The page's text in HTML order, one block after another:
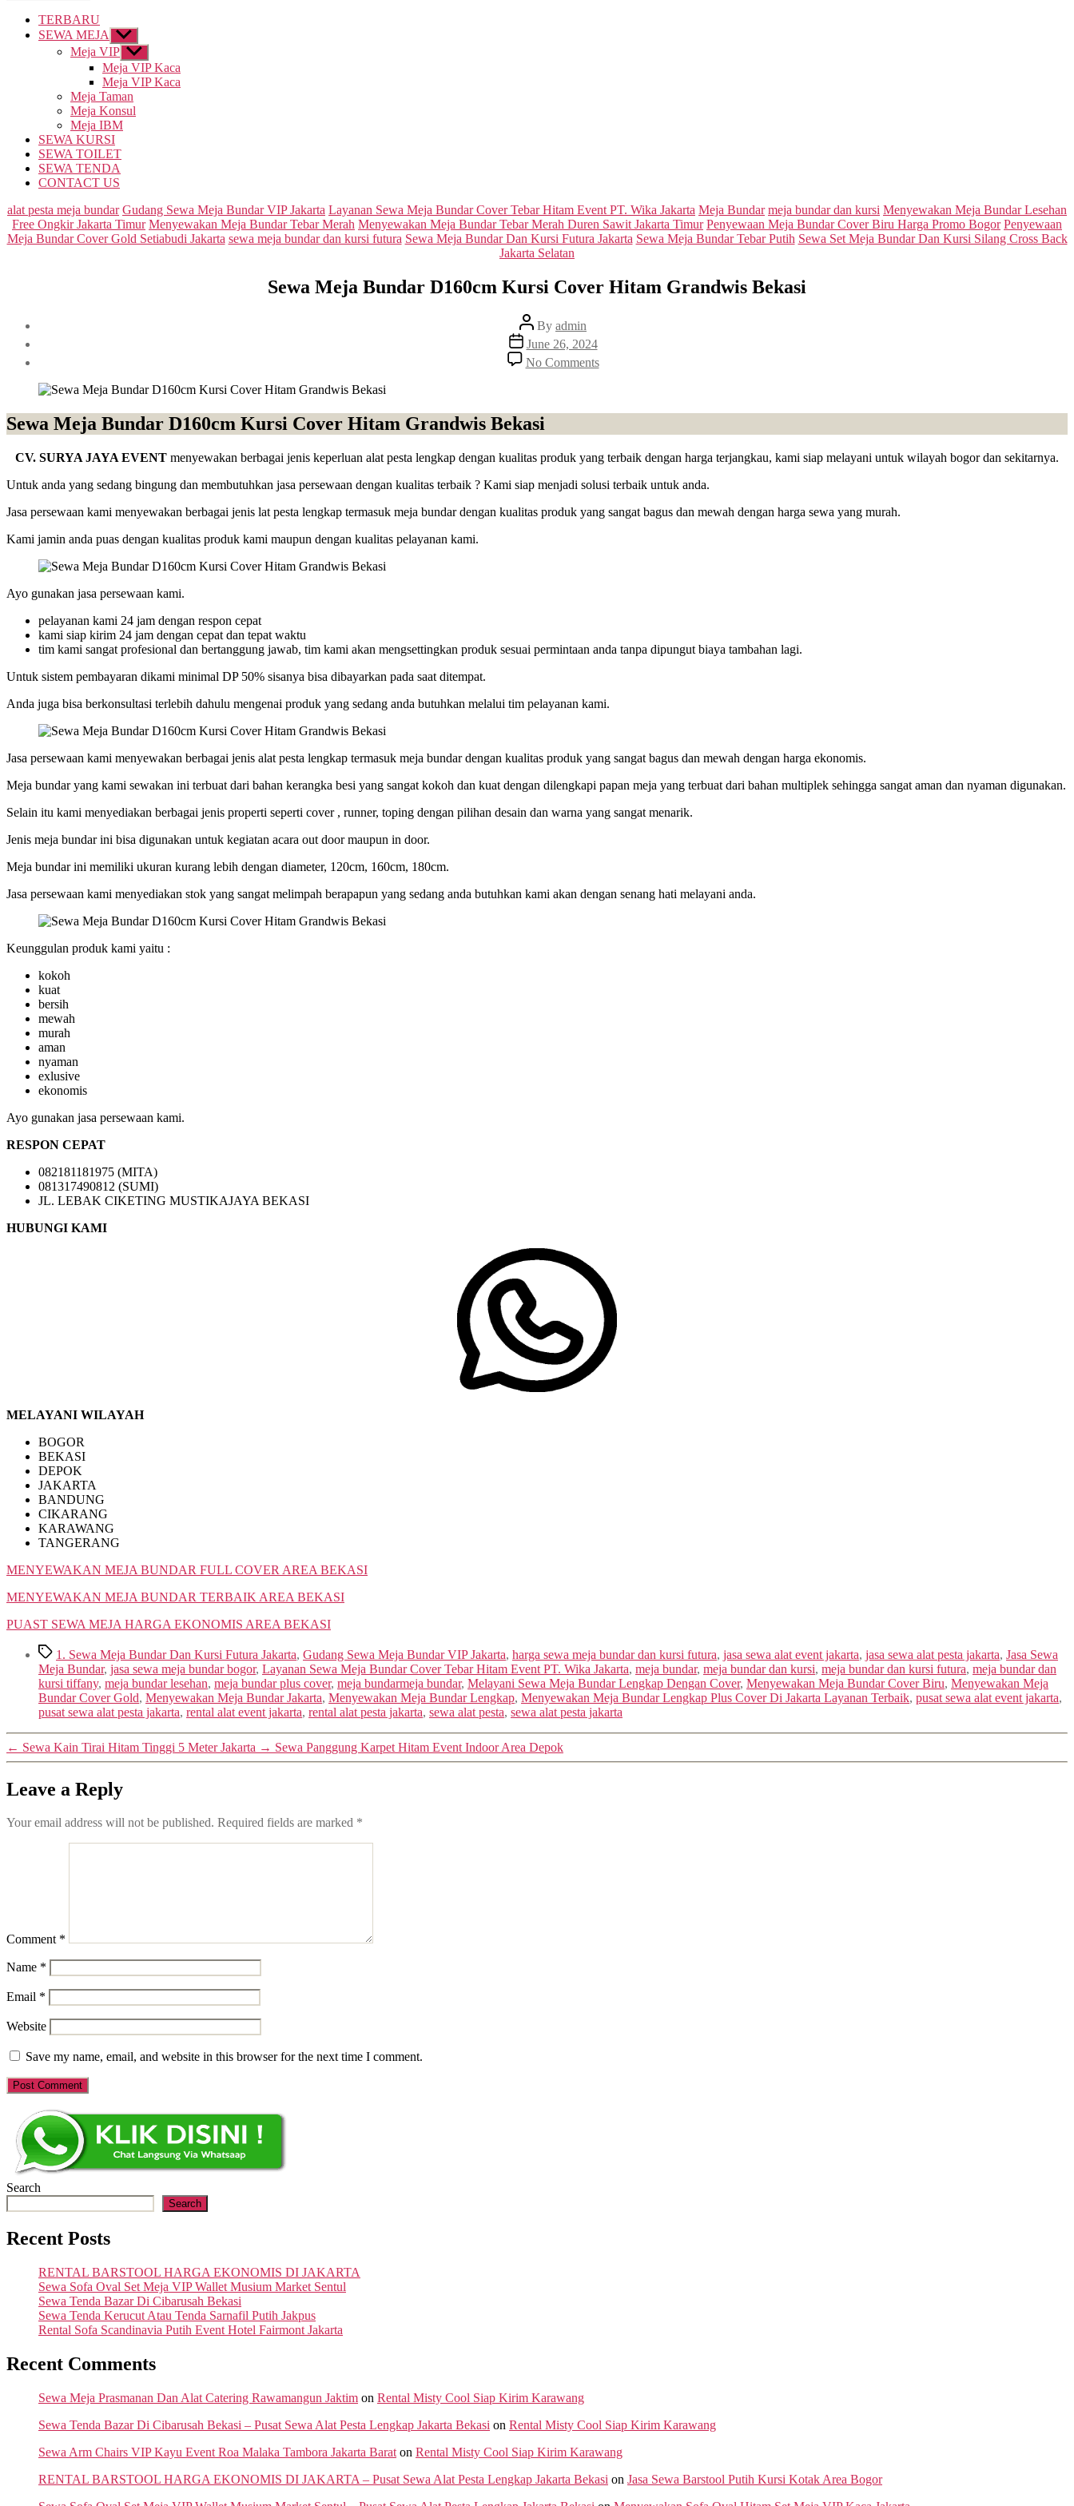
TERBARU
SEWA MEJA
Show
sub
menu
Meja VIP Show
sub
menu
Meja VIP Kaca
Meja VIP Kaca
Meja Taman
Meja Konsul
Meja IBM
SEWA KURSI
SEWA TOILET
SEWA TENDA
CONTACT US
Categories
alat pesta meja bundar Gudang Sewa Meja Bundar VIP Jakarta Layanan Sewa Meja Bundar Cover Tebar Hitam Event PT. Wika Jakarta Meja Bundar meja bundar dan kursi Menyewakan Meja Bundar Lesehan
Free Ongkir Jakarta Timur Menyewakan Meja Bundar Tebar Merah Menyewakan Meja Bundar Tebar Merah Duren Sawit Jakarta Timur Penyewaan Meja Bundar Cover Biru Harga Promo Bogor Penyewaan
Meja Bundar Cover Gold Setiabudi Jakarta sewa meja bundar dan kursi futura Sewa Meja Bundar Dan Kursi Futura Jakarta Sewa Meja Bundar Tebar Putih Sewa Set Meja Bundar Dan Kursi Silang Cross Back
Jakarta Selatan
Sewa Meja Bundar D160cm Kursi Cover Hitam Grandwis Bekasi
Post
author
By admin
Post
date
June 26, 2024
No Commentson
Sewa
D160cm
Hitam
Bekasi
Sewa Meja Bundar D160cm Kursi Cover Hitam Grandwis Bekasi
CV. SURYA JAYA EVENT menyewakan berbagai jenis keperluan alat pesta lengkap dengan kualitas produk yang terbaik dengan harga terjangkau, kami siap melayani untuk wilayah bogor dan sekitarnya.
Untuk anda yang sedang bingung dan membutuhkan jasa persewaan dengan kualitas terbaik ? Kami siap menjadi solusi terbaik untuk anda.
Jasa persewaan kami menyewakan berbagai jenis lat pesta lengkap termasuk meja bundar dengan kualitas produk yang sangat bagus dan mewah dengan harga sewa yang murah.
Kami jamin anda puas dengan kualitas produk kami maupun dengan kualitas pelayanan kami.
Ayo gunakan jasa persewaan kami.
pelayanan kami 24 jam dengan respon cepat
kami siap kirim 24 jam dengan cepat dan tepat waktu
tim kami sangat profesional dan bertanggung jawab, tim kami akan mengsettingkan produk sesuai permintaan anda tanpa dipungut biaya tambahan lagi.
Untuk sistem pembayaran dikami minimal DP 50% sisanya bisa dibayarkan pada saat ditempat.
Anda juga bisa berkonsultasi terlebih dahulu mengenai produk yang sedang anda butuhkan melalui tim pelayanan kami.
Jasa persewaan kami menyewakan berbagai jenis alat pesta lengkap termasuk meja bundar dengan kualitas produk yang sangat bagus dan mewah dengan harga ekonomis.
Meja bundar yang kami sewakan ini terbuat dari bahan kerangka besi yang sangat kokoh dan kuat dengan dilengkapi papan meja yang terbuat dari bahan multiplek sehingga sangat aman dan nyaman digunakan.
Selain itu kami menyediakan berbagai jenis properti seperti cover , runner, toping dengan pilihan desain dan warna yang sangat menarik.
Jenis meja bundar ini bisa digunakan untuk kegiatan acara out door maupun in door.
Meja bundar ini memiliki ukuran kurang lebih dengan diameter, 120cm, 160cm, 180cm.
Jasa persewaan kami menyediakan stok yang sangat melimpah berapapun yang sedang anda butuhkan kami akan dengan senang hati melayani anda.
Keunggulan produk kami yaitu :
kokoh
kuat
bersih
mewah
murah
aman
nyaman
exlusive
ekonomis
Ayo gunakan jasa persewaan kami.
RESPON CEPAT
082181181975 (MITA)
081317490812 (SUMI)
JL. LEBAK CIKETING MUSTIKAJAYA BEKASI
HUBUNGI KAMI
MELAYANI WILAYAH
BOGOR
BEKASI
DEPOK
JAKARTA
BANDUNG
CIKARANG
KARAWANG
TANGERANG
MENYEWAKAN MEJA BUNDAR FULL COVER AREA BEKASI
MENYEWAKAN MEJA BUNDAR TERBAIK AREA BEKASI
PUAST SEWA MEJA HARGA EKONOMIS AREA BEKASI
Tags1. Sewa Meja Bundar Dan Kursi Futura Jakarta, Gudang Sewa Meja Bundar VIP Jakarta, harga sewa meja bundar dan kursi futura, jasa sewa alat event jakarta, jasa sewa alat pesta jakarta, Jasa Sewa
Meja Bundar, jasa sewa meja bundar bogor, Layanan Sewa Meja Bundar Cover Tebar Hitam Event PT. Wika Jakarta, meja bundar, meja bundar dan kursi, meja bundar dan kursi futura, meja bundar dan
kursi tiffany, meja bundar lesehan, meja bundar plus cover, meja bundarmeja bundar, Melayani Sewa Meja Bundar Lengkap Dengan Cover, Menyewakan Meja Bundar Cover Biru, Menyewakan Meja
Bundar Cover Gold, Menyewakan Meja Bundar Jakarta, Menyewakan Meja Bundar Lengkap, Menyewakan Meja Bundar Lengkap Plus Cover Di Jakarta Layanan Terbaik, pusat sewa alat event jakarta,
pusat sewa alat pesta jakarta, rental alat event jakarta, rental alat pesta jakarta, sewa alat pesta, sewa alat pesta jakarta
← Sewa Kain Tirai Hitam Tinggi 5 Meter Jakarta → Sewa Panggung Karpet Hitam Event Indoor Area Depok
Leave a Reply
Your email address will not be published. Required fields are marked *
Comment *
Name *
Email *
Website
Save my name, email, and website in this browser for the next time I comment.
Search
Search
Recent Posts
RENTAL BARSTOOL HARGA EKONOMIS DI JAKARTA
Sewa Sofa Oval Set Meja VIP Wallet Musium Market Sentul
Sewa Tenda Bazar Di Cibarusah Bekasi
Sewa Tenda Kerucut Atau Tenda Sarnafil Putih Jakpus
Rental Sofa Scandinavia Putih Event Hotel Fairmont Jakarta
Recent Comments
Sewa Meja Prasmanan Dan Alat Catering Rawamangun Jaktim on Rental Misty Cool Siap Kirim Karawang
Sewa Tenda Bazar Di Cibarusah Bekasi – Pusat Sewa Alat Pesta Lengkap Jakarta Bekasi on Rental Misty Cool Siap Kirim Karawang
Sewa Arm Chairs VIP Kayu Event Roa Malaka Tambora Jakarta Barat on Rental Misty Cool Siap Kirim Karawang
RENTAL BARSTOOL HARGA EKONOMIS DI JAKARTA – Pusat Sewa Alat Pesta Lengkap Jakarta Bekasi on Jasa Sewa Barstool Putih Kursi Kotak Area Bogor